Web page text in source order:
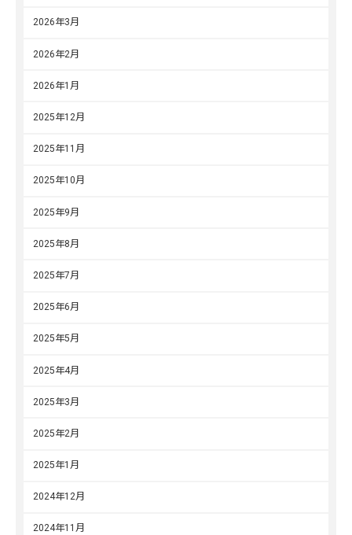
2026年3月
2026年2月
2026年1月
2025年12月
2025年11月
2025年10月
2025年9月
2025年8月
2025年7月
2025年6月
2025年5月
2025年4月
2025年3月
2025年2月
2025年1月
2024年12月
2024年11月